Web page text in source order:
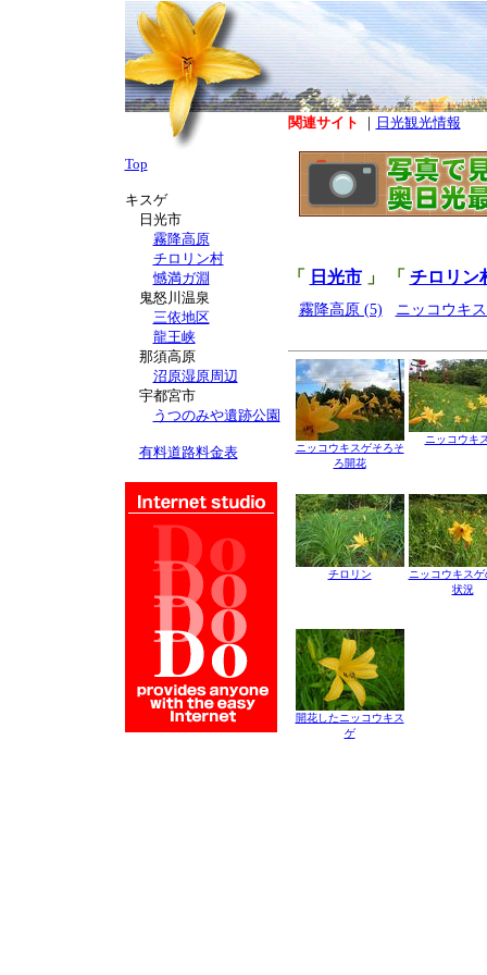
関連サイト ｜ 日光観光情報
「 日光市」 「 チロリン
霧降高原 (5) ニッコウキ
ニッコウキスゲそろそ
ろ開花
ニッコウキ
チロリン
ニッコウキス
状況
開花したニッコウキス
ゲ
Top
キスゲ
日光市
霧降高原
チロリン村
憾満ガ淵
鬼怒川温泉
三依地区
龍王峡
那須高原
沼原湿原周辺
宇都宮市
うつのみや遺跡公園
有料道路料金表